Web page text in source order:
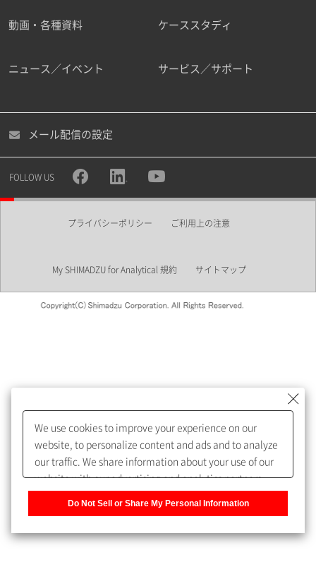
職種
所属部署
めします。
My SHIMADZU for Analyticalへ登録いただくと、技術情報や
取扱説明書・Webinarなどの閲覧ができます。
うになります。
動画・各種資料 ケーススタディ
ニュース／イベント サービス／サポート
メール配信の設定
FOLLOW US
プライバシーポリシー ご利用上の注意
My SHIMADZU for Analytical 規約 サイトマップ
We use cookies to improve your experience on our
website, to personalize content and ads and to analyze
our traffic. We share information about your use of our
website with our advertising and analytics partners,
Do Not Sell or Share My Personal Information